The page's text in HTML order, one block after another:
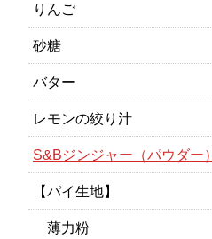
りんご
砂糖
バター
レモンの絞り汁
S&Bジンジャー（パウダー）
【パイ生地】
薄力粉